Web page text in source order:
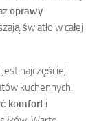
oprawy
światło w całej
, jest najczęściej
kuchennych.
komfort i